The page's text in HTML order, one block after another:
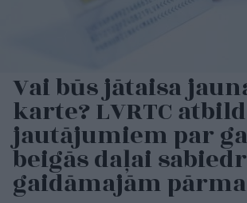
Vai būs jātaisa
karte? LVRTC
jautājumiem par
beigās daļai
gaidāmajām